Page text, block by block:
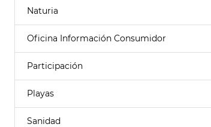
Naturia
Oficina Información Consumidor
Participación
Playas
Sanidad